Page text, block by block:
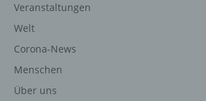
Veranstaltungen
Welt
Corona-News
Menschen
Über uns
werden getrennt von allen durch eine
angegebenen personenbezogenen
Registrierung auf unserer
Internetseite